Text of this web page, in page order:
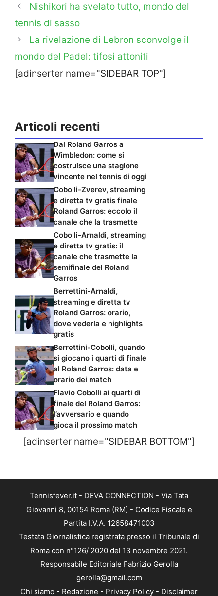
Nishikori ha svelato tutto, mondo del
tennis di sasso
La rivelazione di Lebron sconvolge il
mondo del Padel: tifosi attoniti
[adinserter name="SIDEBAR TOP"]
Articoli recenti
Dal Roland Garros a
Wimbledon: come si
costruisce una stagione
vincente nel tennis di oggi
Cobolli-Zverev, streaming
e diretta tv gratis finale
Roland Garros: eccolo il
canale che la trasmette
Cobolli-Arnaldi, streaming
e diretta tv gratis: il
canale che trasmette la
semifinale del Roland
Garros
Berrettini-Arnaldi,
streaming e diretta tv
Roland Garros: orario,
dove vederla e highlights
gratis
Berrettini-Cobolli, quando
si giocano i quarti di finale
al Roland Garros: data e
orario dei match
Flavio Cobolli ai quarti di
finale del Roland Garros:
l’avversario e quando
gioca il prossimo match
[adinserter name="SIDEBAR BOTTOM"]
Tennisfever.it - DEVA CONNECTION - Via Tata
Giovanni 8, 00154 Roma (RM) - Codice Fiscale e
Partita I.V.A. 12658471003
Testata Giornalistica registrata presso il Tribunale di
Roma con n°126/ 2020 del 13 novembre 2021.
Responsabile Editoriale Fabrizio Gerolla
gerolla@gmail.com
Chi siamo - Redazione - Privacy Policy - Disclaimer